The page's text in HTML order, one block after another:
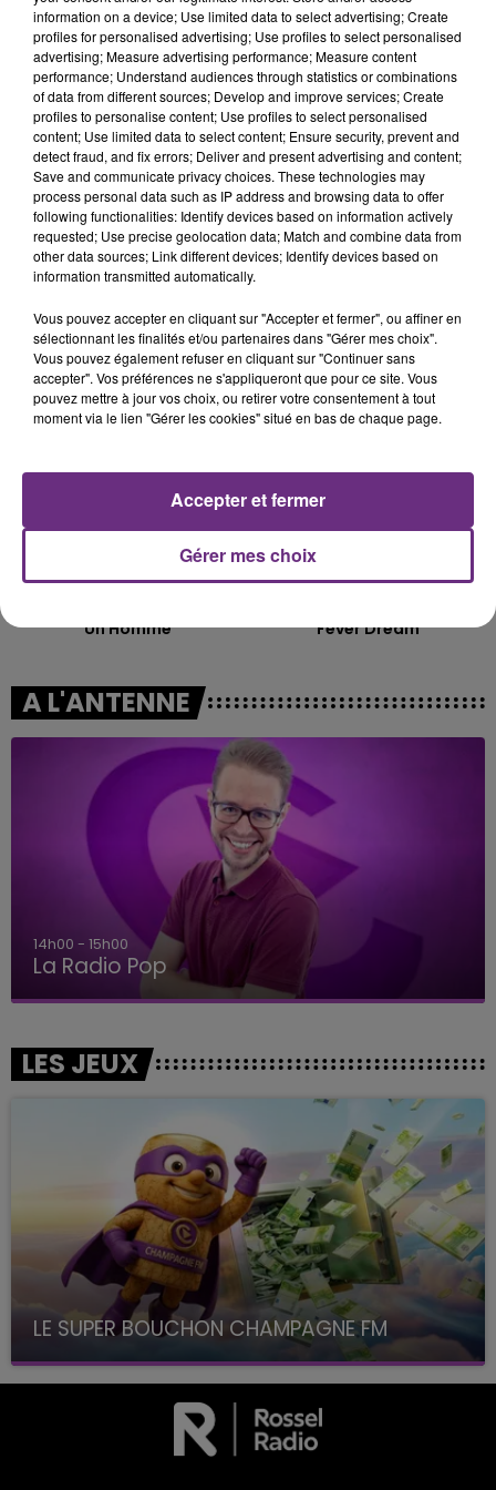
les conditions de...
TITRES DIFFUSÉS
23h09
23h09
Sober
23h05
23h05
MYLES SMITH & NIALL HORAN
Drive Safe
23h03
23h03
Un Homme
23h00
23h00
Fever Dream
A L'ANTENNE
14h00 - 15h00
La Radio Pop
LES JEUX
LE SUPER BOUCHON CHAMPAGNE FM
avec La Famille Champagne FM, à 8H10
information on a device; Use limited data to select advertising; Create
profiles for personalised advertising; Use profiles to select personalised
advertising; Measure advertising performance; Measure content
performance; Understand audiences through statistics or combinations
of data from different sources; Develop and improve services; Create
profiles to personalise content; Use profiles to select personalised
content; Use limited data to select content; Ensure security, prevent and
detect fraud, and fix errors; Deliver and present advertising and content;
Save and communicate privacy choices. These technologies may
process personal data such as IP address and browsing data to offer
following functionalities: Identify devices based on information actively
requested; Use precise geolocation data; Match and combine data from
other data sources; Link different devices; Identify devices based on
information transmitted automatically.
Vous pouvez accepter en cliquant sur "Accepter et fermer", ou affiner en
sélectionnant les finalités et/ou partenaires dans "Gérer mes choix".
Vous pouvez également refuser en cliquant sur "Continuer sans
accepter". Vos préférences ne s'appliqueront que pour ce site. Vous
pouvez mettre à jour vos choix, ou retirer votre consentement à tout
moment via le lien "Gérer les cookies" situé en bas de chaque page.
Gérer mes choix
Accepter et fermer